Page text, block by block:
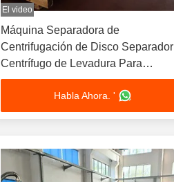
El video
Máquina Separadora de
Centrifugación de Disco Separador
Centrífugo de Levadura Para
Proteína de Suero y Leche
Habla Ahora. '